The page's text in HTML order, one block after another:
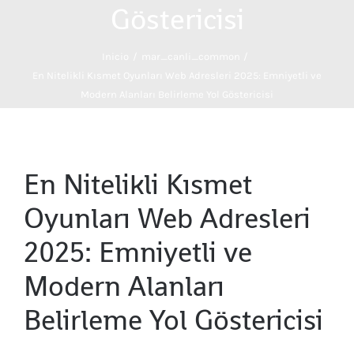
En Nitelikli Kısmet
Oyunları Web Adresleri
2025: Emniyetli ve
Modern Alanları
Belirleme Yol Göstericisi